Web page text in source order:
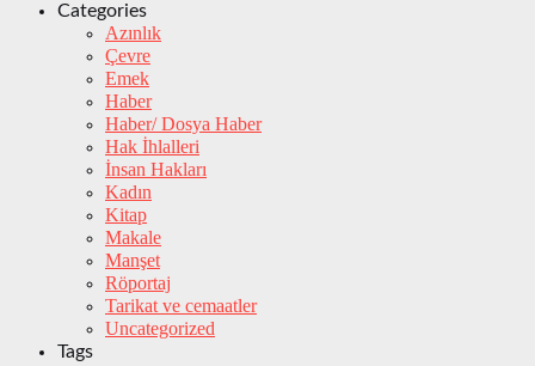
Categories
Azınlık
Çevre
Emek
Haber
Haber/ Dosya Haber
Hak İhlalleri
İnsan Hakları
Kadın
Kitap
Makale
Manşet
Röportaj
Tarikat ve cemaatler
Uncategorized
Tags